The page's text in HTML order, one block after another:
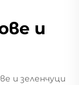
и
и зеленчуци